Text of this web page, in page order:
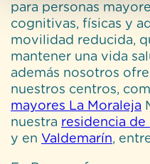
para personas
cognitivas, físicas y
movilidad reducida,
mantener una vida
además nosotros
nuestros centros,
mayores La Moraleja
nuestra residencia de
y en Valdemarín,